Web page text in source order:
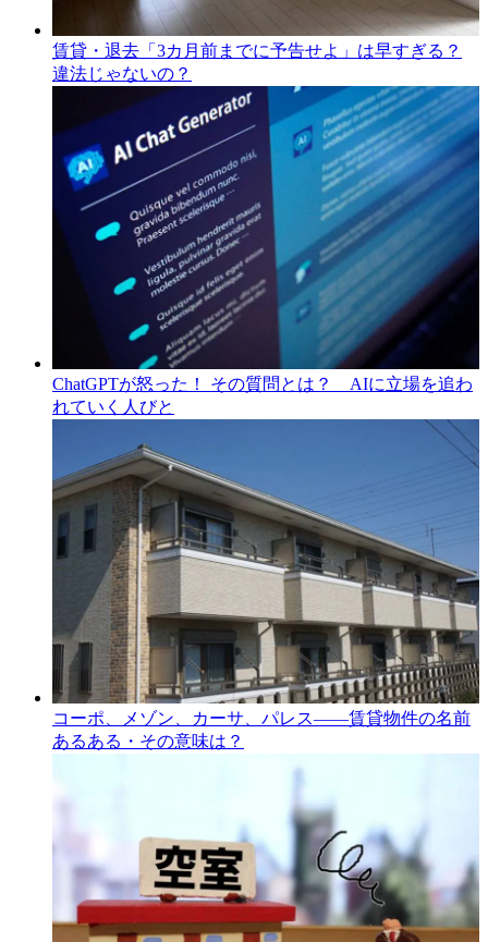
賃貸・退去「3カ月前までに予告せよ」は早すぎる？
違法じゃないの？
ChatGPTが怒った！ その質問とは？ AIに立場を追わ
れていく人びと
コーポ、メゾン、カーサ、パレス――賃貸物件の名前
あるある・その意味は？